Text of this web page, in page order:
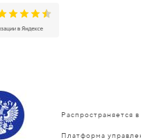
Распространяется
Платформа